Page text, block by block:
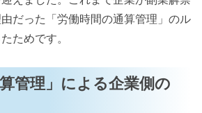
だった「労働時間の通算管理」のル
ためです。
管理」による企業側の